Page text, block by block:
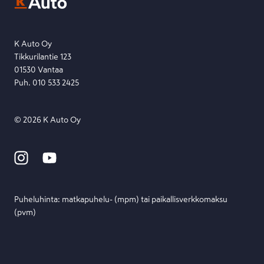
Etsi toimipiste
K Auto Oy
Tikkurilantie 123
01530 Vantaa
Puh. 010 533 2425
© 2026 K Auto Oy
Puheluhinta: matka­puhelu- (mpm) tai paikallis­verkko­maksu
(pvm)